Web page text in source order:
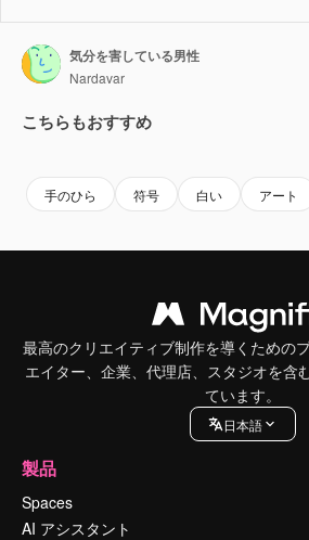
気分を害している男性
Nardavar
こちらもおすすめ
手のひら 符号 白い アート
最高のクリエイティブ制作を導くための
エイター、企業、代理店、スタジオを含
ています。
日本語
製品
Spaces
AI アシスタント